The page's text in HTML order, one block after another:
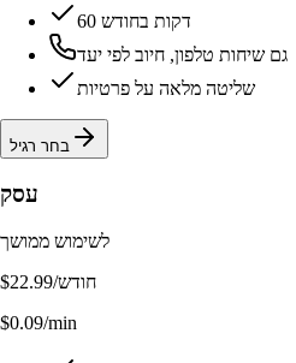
60 דקות בחודש
גם שיחות טלפון, חיוב לפי יעד
שליטה מלאה על פרטיות
בחר רגיל
עסק
לשימוש ממושך
$22.99 /חודש
$0.09/min